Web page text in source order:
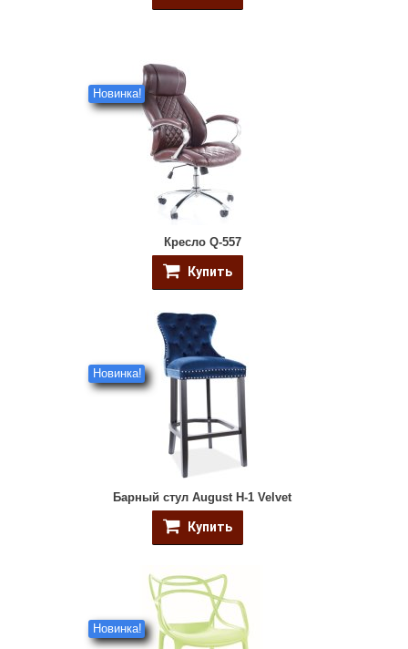
Новинка!
Кресло Q-557
Купить
Новинка!
Барный стул August H-1 Velvet
Купить
Новинка!